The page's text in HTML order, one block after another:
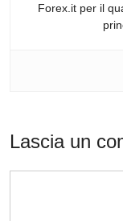
Forex.it per il
Lascia un